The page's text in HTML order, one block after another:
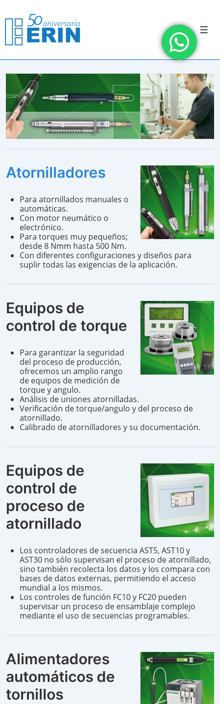
contenido
principal
Atornilladores
Para atornillados manuales o
automáticas.
Con motor neumático o
electrónico.
Para torques muy pequeños;
desde 8 Nmm hasta 500 Nm.
Con diferentes configuraciones y diseños para
suplir todas las exigencias de la aplicación.
Equipos de
control de torque
Para garantizar la seguridad
del proceso de producción,
ofrecemos un amplio rango
de equipos de medición de
torque y angulo.
Análisis de uniones atornilladas.
Verificación de torque/angulo y del proceso de
atornillado.
Calibrado de atornilladores y su documentación.
Equipos de
control de
proceso de
atornillado
Los controladores de secuencia AST5, AST10 y
AST30 no sólo supervisan el proceso de atornillado,
sino también recolecta los datos y los compara con
bases de datos externas, permitiendo el acceso
mundial a los mismos.
Los controles de función FC10 y FC20 pueden
supervisar un proceso de ensamblaje complejo
mediante el uso de secuencias programables.
Alimentadores
automáticos de
tornillos